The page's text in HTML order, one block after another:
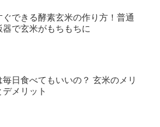
ぐできる酵素玄米の作り方！普通
器で玄米がもちもちに
毎日食べてもいいの？ 玄米のメリ
デメリット